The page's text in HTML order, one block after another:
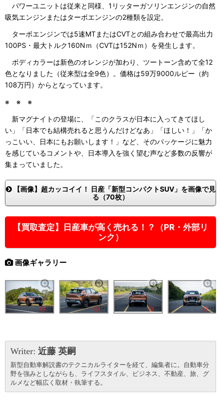
パワーユニットは従来と同様、1リッターガソリンエンジンの自然
吸気エンジンまたはターボエンジンの2種類を設定。
ターボエンジンでは5速MTまたはCVTとの組み合わせで最高出力
100PS・最大トルク160Nｍ（CVTは152Nｍ）を発生します。
ボディカラーは新色のオレンジが加わり、ツートーン含めて全12
色となりました（従来型は全9色）。価格は59万9000ルピー（約
108万円）からとなっています。
※ ※ ※
新マグナイトの登場に、「このクラスが日本に入ってきてほし
い」「日本でも結構売れると思うんだけどなあ」「ほしい！」「か
っこいい、日本にもお願いします！」など、そのパッケージに魅力
を感じているコメントや、日本導入を強く望む声など多数の反響が
集まっていました。
【画像】超カッコイイ！ 日産「新型コンパクトSUV」を画像で見
る（70枚）
【買取査定】日産車が高く売れる！？（PR・外部リ
ンク）
画像ギャラリー
Writer: 近藤 英嗣
新型自動車解説書のテクニカルライターを経て、編集者に。自動車分
野を強みとしながらも、ライフスタイル、ビジネス、不動産、旅、グ
ルメなど幅広く取材・執筆する。